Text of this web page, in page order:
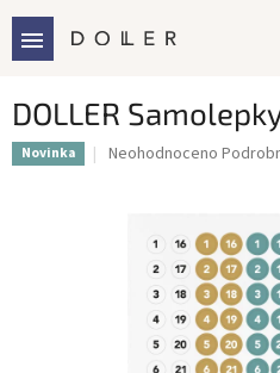
obsah
DOLLER
Novinka
Průměrné
hvězdiček.
Neohodnoceno